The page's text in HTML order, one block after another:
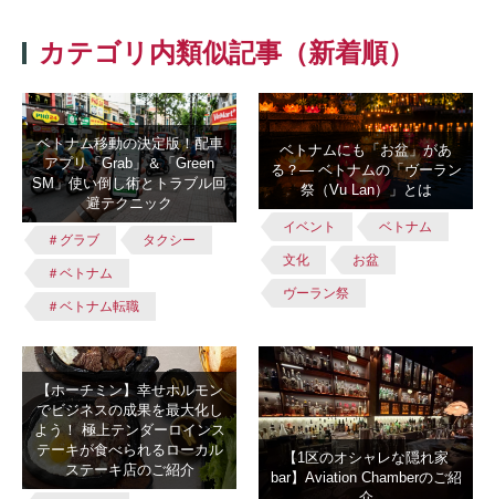
カテゴリ内類似記事（新着順）
ベトナム移動の決定版！配車
アプリ「Grab」＆「Green
SM」使い倒し術とトラブル回
避テクニック
＃グラブ タクシー
＃ベトナム
＃ベトナム転職
ベトナムにも「お盆」があ
る？― ベトナムの「ヴーラン
祭（Vu Lan）」とは
イベント ベトナム
文化 お盆
ヴーラン祭
【ホーチミン】幸せホルモン
でビジネスの成果を最大化し
よう！ 極上テンダーロインス
テーキが食べられるローカル
ステーキ店のご紹介
【1区のオシャレな隠れ家
bar】Aviation Chamberのご紹